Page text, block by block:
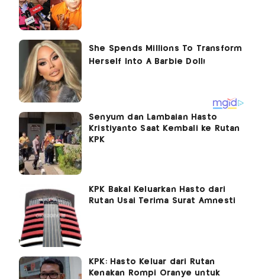
Senyum dan Lambaian Hasto
Kristiyanto Saat Kembali ke Rutan
KPK
KPK Bakal Keluarkan Hasto dari
Rutan Usai Terima Surat Amnesti
KPK: Hasto Keluar dari Rutan
Kenakan Rompi Oranye untuk